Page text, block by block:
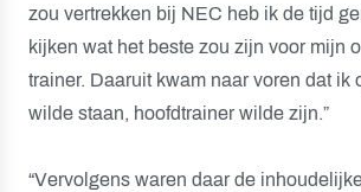
zou vertrekken bij NEC heb ik de tijd
kijken wat het beste zou zijn voor mijn
trainer. Daaruit kwam naar voren dat ik
wilde staan, hoofdtrainer wilde zijn.”
“Vervolgens waren daar de